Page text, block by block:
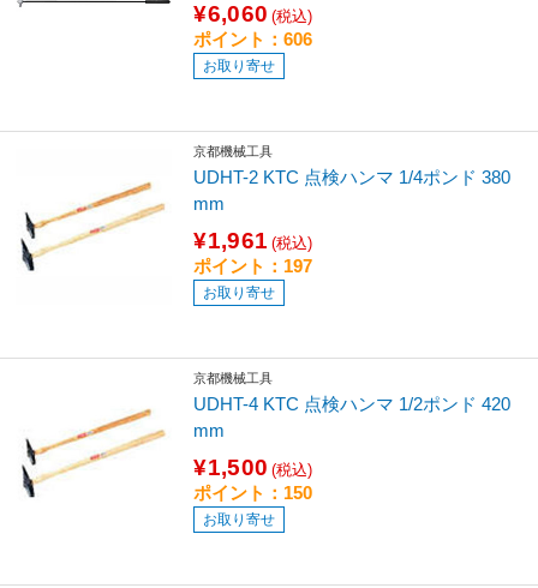
¥6,060 (税込)
ポイント：606
お取り寄せ
京都機械工具
UDHT-2 KTC 点検ハンマ 1/4ポンド 380
mm
¥1,961 (税込)
ポイント：197
お取り寄せ
京都機械工具
UDHT-4 KTC 点検ハンマ 1/2ポンド 420
mm
¥1,500 (税込)
ポイント：150
お取り寄せ